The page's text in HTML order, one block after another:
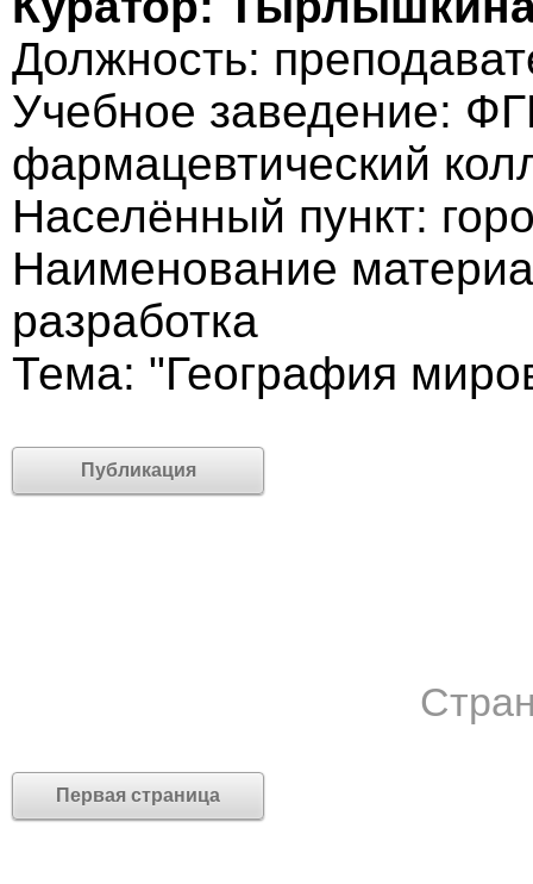
Должность:
Учебное заведение:
фармацевтический
Населённый пункт:
Наименование
разработка
Тема: "География
Публикация
Первая страница